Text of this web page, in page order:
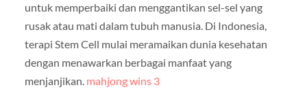
untuk memperbaiki dan menggantikan sel-sel yang
rusak atau mati dalam tubuh manusia. Di Indonesia,
terapi Stem Cell mulai meramaikan dunia kesehatan
dengan menawarkan berbagai manfaat yang
menjanjikan. mahjong wins 3